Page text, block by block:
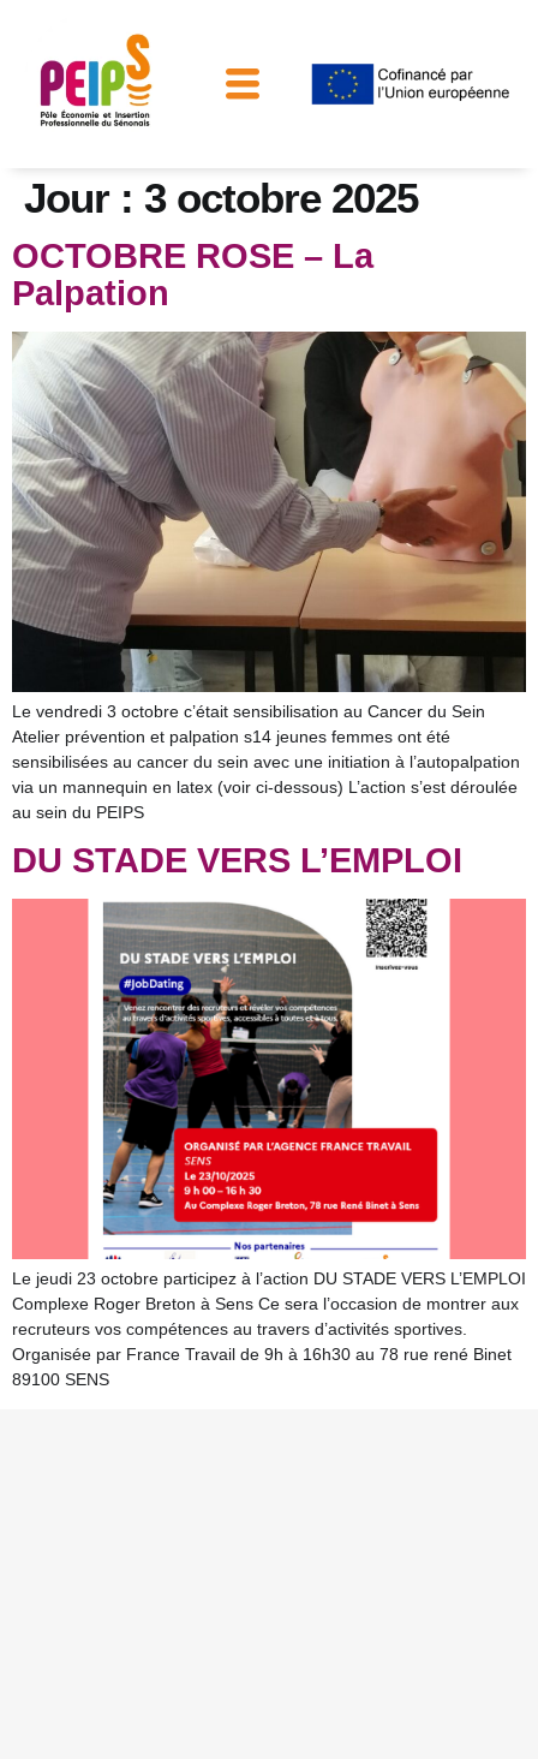
Jour : 3 octobre 2025
OCTOBRE ROSE – La
Palpation
Le vendredi 3 octobre c’était sensibilisation au Cancer du Sein
Atelier prévention et palpation s14 jeunes femmes ont été
sensibilisées au cancer du sein avec une initiation à l’autopalpation
via un mannequin en latex (voir ci-dessous) L’action s’est déroulée
au sein du PEIPS
DU STADE VERS L’EMPLOI
Le jeudi 23 octobre participez à l’action DU STADE VERS L’EMPLOI
Complexe Roger Breton à Sens Ce sera l’occasion de montrer aux
recruteurs vos compétences au travers d’activités sportives.
Organisée par France Travail de 9h à 16h30 au 78 rue rené Binet
89100 SENS